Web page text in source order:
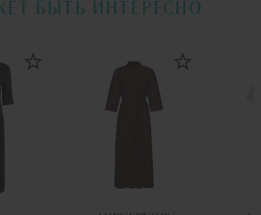
БЫТЬ ИНТЕРЕСНО